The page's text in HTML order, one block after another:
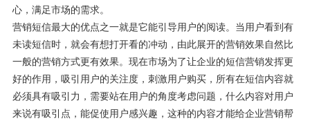
心，满足市场的需求。
营销短信最大的优点之一就是它能引导用户的阅读。当用户看到有
未读短信时，就会有想打开看的冲动，由此展开的营销效果自然比
一般的营销方式更有效果。现在市场为了让企业的短信营销发挥更
好的作用，吸引用户的关注度，刺激用户购买，所有在短信内容就
必须具有吸引力，需要站在用户的角度考虑问题，什么内容对用户
来说有吸引点，能促使用户感兴趣，这种的内容才能给企业营销帮